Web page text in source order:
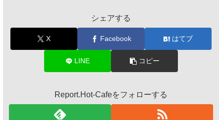
シェアする
X Facebook はてブ
LINE コピー
Report.Hot-Cafeをフォローする